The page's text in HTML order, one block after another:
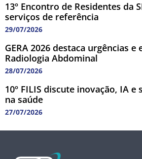
13º Encontro de Residentes da
serviços de referência
29/07/2026
GERA 2026 destaca urgências e
Radiologia Abdominal
28/07/2026
10º FILIS discute inovação, IA
na saúde
27/07/2026